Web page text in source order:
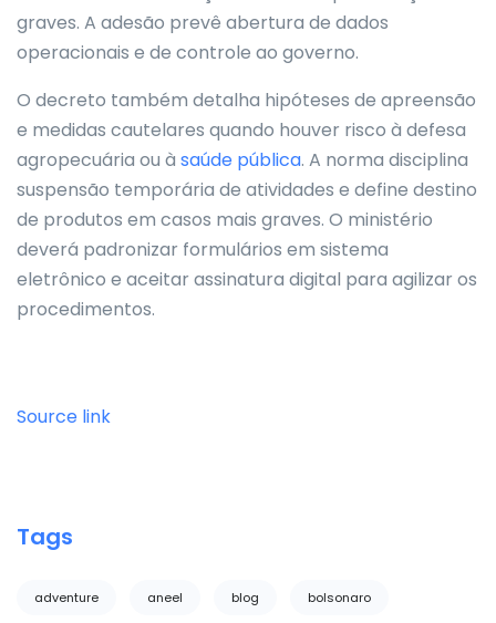
graves. A adesão prevê abertura de dados
operacionais e de controle ao governo.
O decreto também detalha hipóteses de apreensão
e medidas cautelares quando houver risco à defesa
agropecuária ou à saúde pública. A norma disciplina
suspensão temporária de atividades e define destino
de produtos em casos mais graves. O ministério
deverá padronizar formulários em sistema
eletrônico e aceitar assinatura digital para agilizar os
procedimentos.
Source link
Tags
adventure aneel blog bolsonaro